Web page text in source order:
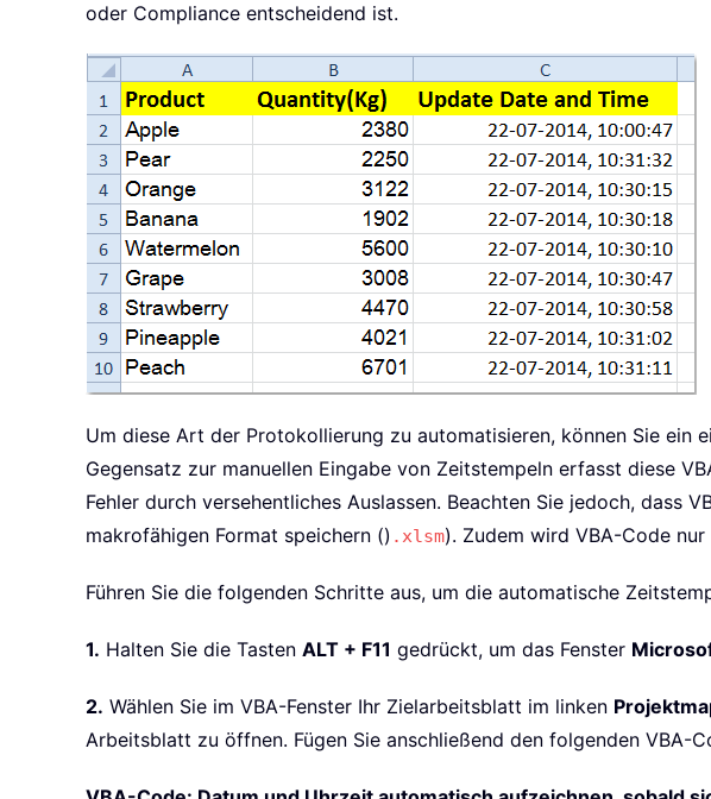
oder Compliance entscheidend ist.
Um diese Art der Protokollierung zu automatisieren, können Sie
Gegensatz zur manuellen Eingabe von Zeitstempeln erfasst diese
Fehler durch versehentliches Auslassen. Beachten Sie jedoch, dass
makrofähigen Format speichern () .xlsm). Zudem wird VBA-Code
Führen Sie die folgenden Schritte aus, um die automatische
1. Halten Sie die Tasten ALT + F11 gedrückt, um das Fenster
2. Wählen Sie im VBA-Fenster Ihr Zielarbeitsblatt im linken
Arbeitsblatt zu öffnen. Fügen Sie anschließend den folgenden VBA-